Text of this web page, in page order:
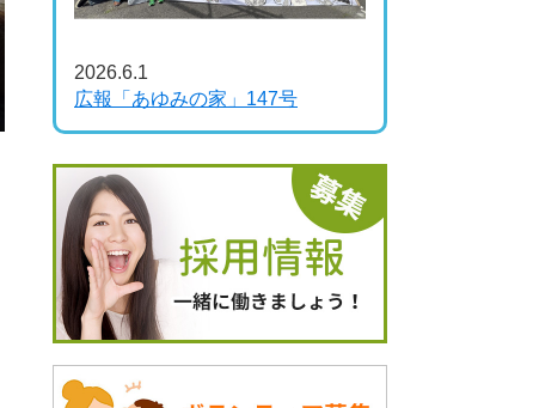
2026.6.1
広報「あゆみの家」147号